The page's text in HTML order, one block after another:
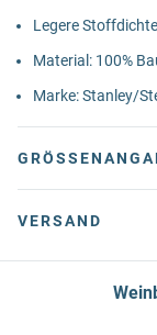
Legere
Material: 100%
Marke: Stanley/
VERSAND